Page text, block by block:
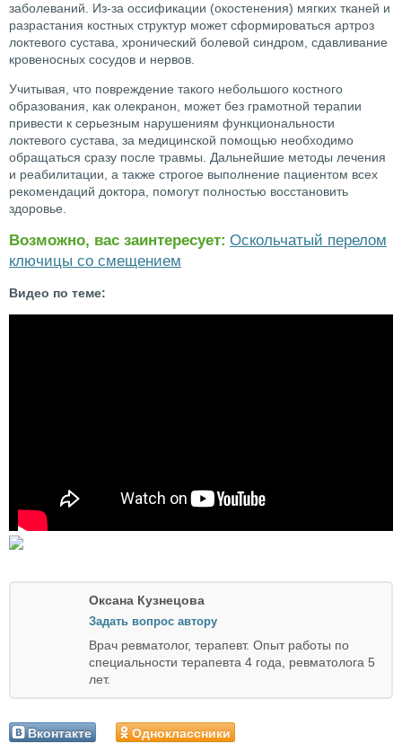
заболеваний. Из-за оссификации (окостенения) мягких тканей и
разрастания костных структур может сформироваться артроз
локтевого сустава, хронический болевой синдром, сдавливание
кровеносных сосудов и нервов.
Учитывая, что повреждение такого небольшого костного
образования, как олекранон, может без грамотной терапии
привести к серьезным нарушениям функциональности
локтевого сустава, за медицинской помощью необходимо
обращаться сразу после травмы. Дальнейшие методы лечения
и реабилитации, а также строгое выполнение пациентом всех
рекомендаций доктора, помогут полностью восстановить
здоровье.
Возможно, вас заинтересует: Оскольчатый перелом
ключицы со смещением
Видео по теме:
Оксана Кузнецова
Задать вопрос автору
Врач ревматолог, терапевт. Опыт работы по
специальности терапевта 4 года, ревматолога 5
лет.
Вконтакте Одноклассники